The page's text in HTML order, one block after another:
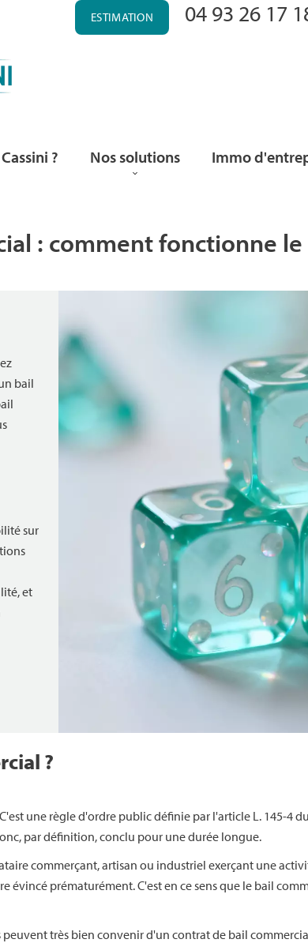
ESTIMATION 04 93 26 17
? Nos solutions Immo
: comment fonctionne le
bail
sur
et
?
une règle d'ordre public définie par l'article L. 145-4
par définition, conclu pour une durée longue.
commerçant, artisan ou industriel exerçant une
évincé prématurément. C'est en ce sens que le bail
très bien convenir d'un contrat de bail